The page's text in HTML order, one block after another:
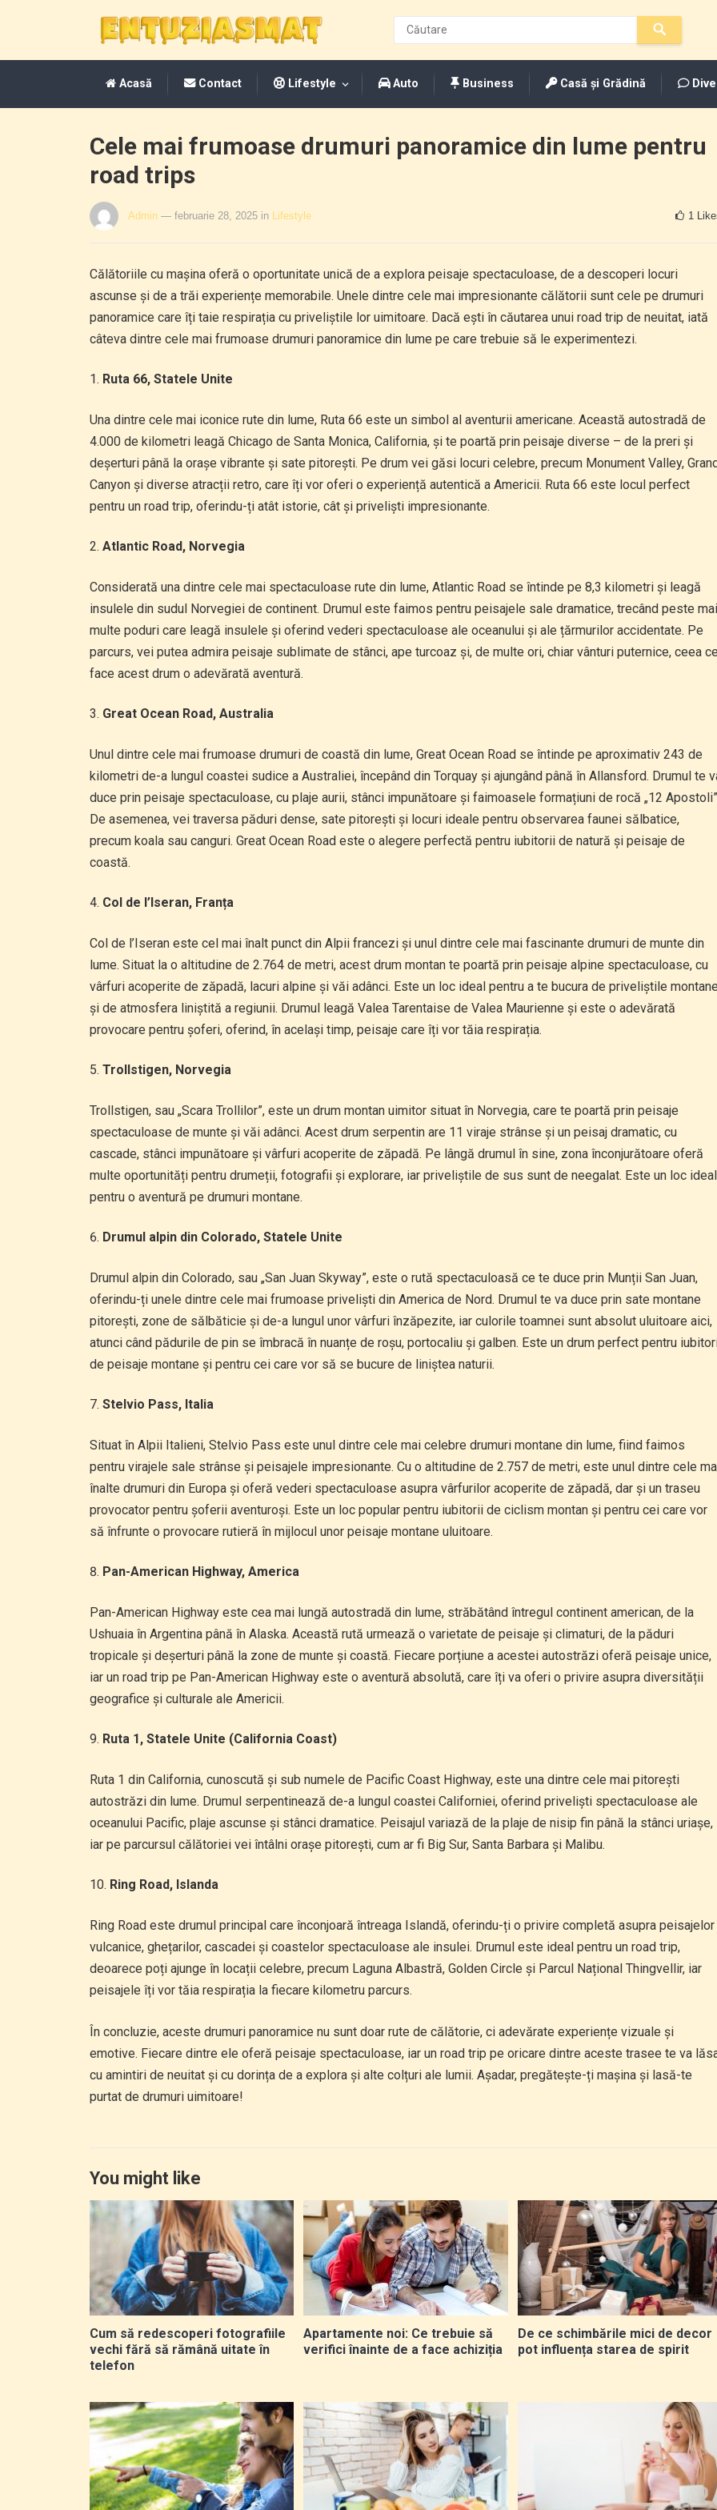
Acasă Contact Lifestyle Auto Business Casă și Grădină
Cele mai frumoase drumuri panoramice din lume pentru
road trips
Admin — februarie 28, 2025 in Lifestyle 1
Călătoriile cu mașina oferă o oportunitate unică de a explora peisaje spectaculoase, de a descoperi locuri
ascunse și de a trăi experiențe memorabile. Unele dintre cele mai impresionante călătorii sunt cele pe drumuri
panoramice care îți taie respirația cu priveliștile lor uimitoare. Dacă ești în căutarea unui road trip de neuitat, iată
câteva dintre cele mai frumoase drumuri panoramice din lume pe care trebuie să le experimentezi.
Ruta 66, Statele Unite
Una dintre cele mai iconice rute din lume, Ruta 66 este un simbol al aventurii americane. Această autostradă de
4.000 de kilometri leagă Chicago de Santa Monica, California, și te poartă prin peisaje diverse – de la preri și
deșerturi până la orașe vibrante și sate pitorești. Pe drum vei găsi locuri celebre, precum Monument Valley,
Canyon și diverse atracții retro, care îți vor oferi o experiență autentică a Americii. Ruta 66 este locul perfect
pentru un road trip, oferindu-ți atât istorie, cât și priveliști impresionante.
Atlantic Road, Norvegia
Considerată una dintre cele mai spectaculoase rute din lume, Atlantic Road se întinde pe 8,3 kilometri și leagă
insulele din sudul Norvegiei de continent. Drumul este faimos pentru peisajele sale dramatice, trecând peste mai
multe poduri care leagă insulele și oferind vederi spectaculoase ale oceanului și ale țărmurilor accidentate. Pe
parcurs, vei putea admira peisaje sublimate de stânci, ape turcoaz și, de multe ori, chiar vânturi puternice, ceea
face acest drum o adevărată aventură.
Great Ocean Road, Australia
Unul dintre cele mai frumoase drumuri de coastă din lume, Great Ocean Road se întinde pe aproximativ 243 de
kilometri de-a lungul coastei sudice a Australiei, începând din Torquay și ajungând până în Allansford. Drumul te
duce prin peisaje spectaculoase, cu plaje aurii, stânci impunătoare și faimoasele formațiuni de rocă „12
De asemenea, vei traversa păduri dense, sate pitorești și locuri ideale pentru observarea faunei sălbatice,
precum koala sau canguri. Great Ocean Road este o alegere perfectă pentru iubitorii de natură și peisaje de
coastă.
Col de l’Iseran, Franța
Col de l’Iseran este cel mai înalt punct din Alpii francezi și unul dintre cele mai fascinante drumuri de munte din
lume. Situat la o altitudine de 2.764 de metri, acest drum montan te poartă prin peisaje alpine spectaculoase, cu
vârfuri acoperite de zăpadă, lacuri alpine și văi adânci. Este un loc ideal pentru a te bucura de priveliștile
și de atmosfera liniștită a regiunii. Drumul leagă Valea Tarentaise de Valea Maurienne și este o adevărată
provocare pentru șoferi, oferind, în același timp, peisaje care îți vor tăia respirația.
Trollstigen, Norvegia
Trollstigen, sau „Scara Trollilor”, este un drum montan uimitor situat în Norvegia, care te poartă prin peisaje
spectaculoase de munte și văi adânci. Acest drum serpentin are 11 viraje strânse și un peisaj dramatic, cu
cascade, stânci impunătoare și vârfuri acoperite de zăpadă. Pe lângă drumul în sine, zona înconjurătoare oferă
multe oportunități pentru drumeții, fotografii și explorare, iar priveliștile de sus sunt de neegalat. Este un loc ideal
pentru o aventură pe drumuri montane.
Drumul alpin din Colorado, Statele Unite
Drumul alpin din Colorado, sau „San Juan Skyway”, este o rută spectaculoasă ce te duce prin Munții San Juan,
oferindu-ți unele dintre cele mai frumoase priveliști din America de Nord. Drumul te va duce prin sate montane
pitorești, zone de sălbăticie și de-a lungul unor vârfuri înzăpezite, iar culorile toamnei sunt absolut uluitoare aici,
atunci când pădurile de pin se îmbracă în nuanțe de roșu, portocaliu și galben. Este un drum perfect pentru
de peisaje montane și pentru cei care vor să se bucure de liniștea naturii.
Stelvio Pass, Italia
Situat în Alpii Italieni, Stelvio Pass este unul dintre cele mai celebre drumuri montane din lume, fiind faimos
pentru virajele sale strânse și peisajele impresionante. Cu o altitudine de 2.757 de metri, este unul dintre cele
înalte drumuri din Europa și oferă vederi spectaculoase asupra vârfurilor acoperite de zăpadă, dar și un traseu
provocator pentru șoferii aventuroși. Este un loc popular pentru iubitorii de ciclism montan și pentru cei care vor
să înfrunte o provocare rutieră în mijlocul unor peisaje montane uluitoare.
Pan-American Highway, America
Pan-American Highway este cea mai lungă autostradă din lume, străbătând întregul continent american, de la
Ushuaia în Argentina până în Alaska. Această rută urmează o varietate de peisaje și climaturi, de la păduri
tropicale și deșerturi până la zone de munte și coastă. Fiecare porțiune a acestei autostrăzi oferă peisaje unice,
iar un road trip pe Pan-American Highway este o aventură absolută, care îți va oferi o privire asupra diversității
geografice și culturale ale Americii.
Ruta 1, Statele Unite (California Coast)
Ruta 1 din California, cunoscută și sub numele de Pacific Coast Highway, este una dintre cele mai pitorești
autostrăzi din lume. Drumul serpentinează de-a lungul coastei Californiei, oferind priveliști spectaculoase ale
oceanului Pacific, plaje ascunse și stânci dramatice. Peisajul variază de la plaje de nisip fin până la stânci uriașe,
iar pe parcursul călătoriei vei întâlni orașe pitorești, cum ar fi Big Sur, Santa Barbara și Malibu.
Ring Road, Islanda
Ring Road este drumul principal care înconjoară întreaga Islandă, oferindu-ți o privire completă asupra peisajelor
vulcanice, ghețarilor, cascadei și coastelor spectaculoase ale insulei. Drumul este ideal pentru un road trip,
deoarece poți ajunge în locații celebre, precum Laguna Albastră, Golden Circle și Parcul Național Thingvellir, iar
peisajele îți vor tăia respirația la fiecare kilometru parcurs.
În concluzie, aceste drumuri panoramice nu sunt doar rute de călătorie, ci adevărate experiențe vizuale și
emotive. Fiecare dintre ele oferă peisaje spectaculoase, iar un road trip pe oricare dintre aceste trasee te va
cu amintiri de neuitat și cu dorința de a explora și alte colțuri ale lumii. Așadar, pregătește-ți mașina și lasă-te
purtat de drumuri uimitoare!
You might like
Cum să redescoperi fotografiile
vechi fără să rămână uitate în
telefon
Apartamente noi: Ce trebuie să
verifici înainte de a face achiziția
De ce schimbările mici de decor
pot influența starea de spirit